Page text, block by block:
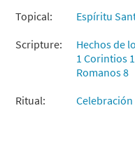
Topical:
Espíritu
Scripture:
Hechos de
1 Corintios
Romanos 8
Ritual: